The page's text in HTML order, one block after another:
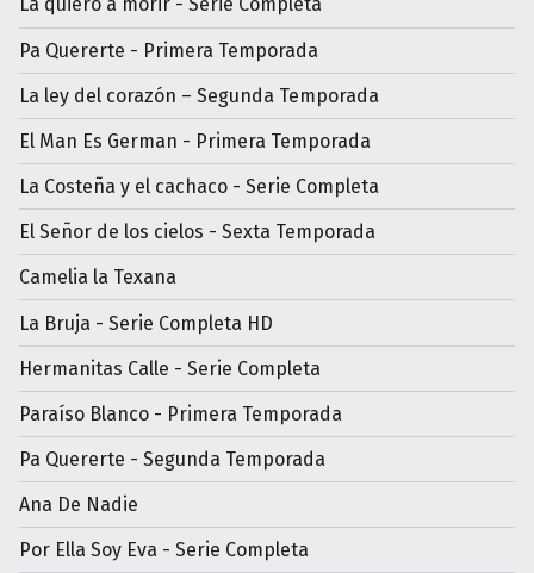
La quiero a morir - Serie Completa
Pa Quererte - Primera Temporada
La ley del corazón – Segunda Temporada
El Man Es German - Primera Temporada
La Costeña y el cachaco - Serie Completa
El Señor de los cielos - Sexta Temporada
Camelia la Texana
La Bruja - Serie Completa HD
Hermanitas Calle - Serie Completa
Paraíso Blanco - Primera Temporada
Pa Quererte - Segunda Temporada
Ana De Nadie
Por Ella Soy Eva - Serie Completa